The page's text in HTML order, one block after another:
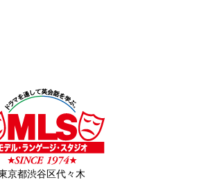
京都渋谷区代々木